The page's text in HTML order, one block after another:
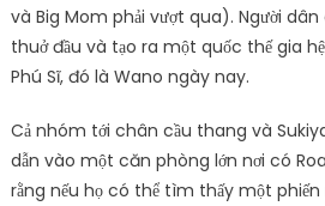
và Big Mom phải vượt qua). Người
thuở đầu và tạo ra một quốc thế gia
Phú Sĩ, đó là Wano ngày nay.
Cả nhóm tới chân cầu thang và
dẫn vào một căn phòng lớn nơi có
rằng nếu họ có thể tìm thấy một